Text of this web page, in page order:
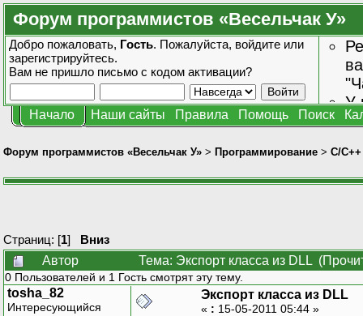
Форум программистов «Весельчак У»
Добро пожаловать, Гость. Пожалуйста, войдите или
зарегистрируйтесь.
Вам не пришло письмо с кодом активации?
У
Начало Наши сайты Правила Помощь Поиск
Форум программистов «Весельчак У» > Программирование > C/C++
Страниц: [1] Вниз
Автор
Тема: Экспорт класса из DLL
0 Пользователей и 1 Гость смотрят эту тему.
tosha_82
Интересующийся
Экспорт класса из DLL
« : 15-05-2011 05:44 »